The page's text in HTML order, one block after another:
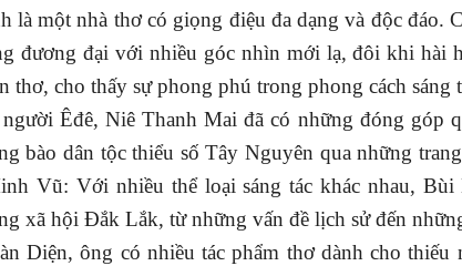
là một nhà thơ có giọng điệu đa dạng và độc đáo.
đương đại với nhiều góc nhìn mới lạ, đôi khi hài
thơ, cho thấy sự phong phú trong phong cách sáng
Êđê, Niê Thanh Mai đã có những đóng góp
bào dân tộc thiểu số Tây Nguyên qua những
Vũ: Với nhiều thể loại sáng tác khác nhau,
xã hội Đắk Lắk, từ những vấn đề lịch sử đến
Diện, ông có nhiều tác phẩm thơ dành cho